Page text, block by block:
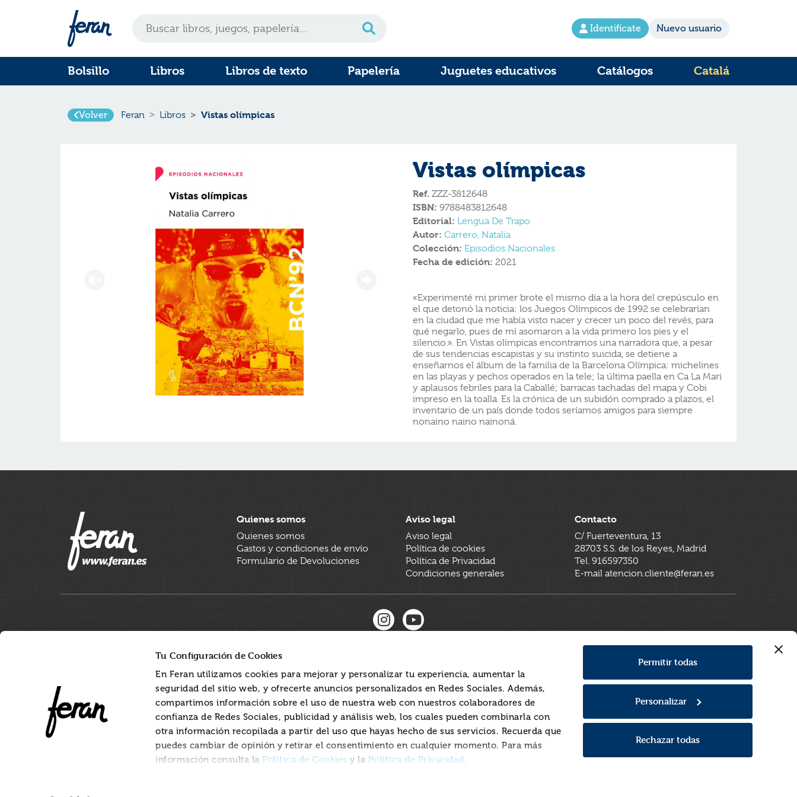
Tu Configuración de Cookies
En Feran utilizamos cookies para mejorar y personalizar tu experiencia, aumentar la
seguridad del sitio web, y ofrecerte anuncios personalizados en Redes Sociales. Además,
compartimos información sobre el uso de nuestra web con nuestros colaboradores de
confianza de Redes Sociales, publicidad y análisis web, los cuales pueden combinarla con
otra información recopilada a partir del uso que hayas hecho de sus servicios. Recuerda que
puedes cambiar de opinión y retirar el consentimiento en cualquier momento. Para más
información consulta laPolítica de Cookies y la Política de Privacidad.
Permitir todas
Personalizar
Rechazar todas
Identifícate Nuevo usuario
Bolsillo Libros Libros de texto Papelería Juguetes educativos Catálogos Catalá
Volver Feran Libros Vistas olímpicas
Vistas olímpicas
Ref. ZZZ-3812648
ISBN: 9788483812648
Editorial: Lengua De Trapo
Autor: Carrero, Natalia
Colección: Episodios Nacionales
Fecha de edición: 2021
«Experimenté mi primer brote el mismo día a la hora del crepúsculo en
el que detonó la noticia: los Juegos Olímpicos de 1992 se celebrarían
en la ciudad que me había visto nacer y crecer un poco del revés, para
qué negarlo, pues de mí asomaron a la vida primero los pies y el
silencio.». En Vistas olímpicas encontramos una narradora que, a pesar
de sus tendencias escapistas y su instinto suicida, se detiene a
enseñarnos el álbum de la familia de la Barcelona Olímpica: michelines
en las playas y pechos operados en la tele; la última paella en Ca La Mari
y aplausos febriles para la Caballé; barracas tachadas del mapa y Cobi
impreso en la toalla. Es la crónica de un subidón comprado a plazos, el
inventario de un país donde todos seríamos amigos para siempre
nonaino naino nainoná.
Quienes somos
Quienes somos
Gastos y condiciones de envío
Formulario de Devoluciones
Aviso legal
Aviso legal
Política de cookies
Política de Privacidad
Condiciones generales
Contacto
C/ Fuerteventura, 13
28703 S.S. de los Reyes, Madrid
Tel. 916597350
E-mail atencion.cliente@feran.es